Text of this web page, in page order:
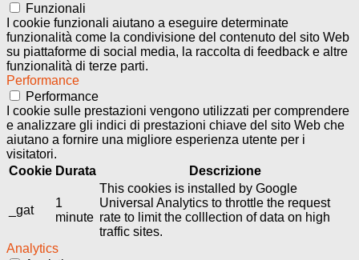
Funzionali
I cookie funzionali aiutano a eseguire determinate
funzionalità come la condivisione del contenuto del sito Web
su piattaforme di social media, la raccolta di feedback e altre
funzionalità di terze parti.
Performance
Performance
I cookie sulle prestazioni vengono utilizzati per comprendere
e analizzare gli indici di prestazioni chiave del sito Web che
aiutano a fornire una migliore esperienza utente per i
visitatori.
Cookie Durata Descrizione
_gat
1
minute
This cookies is installed by Google
Universal Analytics to throttle the request
rate to limit the colllection of data on high
traffic sites.
Analytics